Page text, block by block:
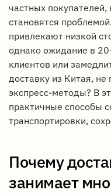
частных покупателей,
становятся
привлекают низкой
однако ожидание в
клиентов или
доставку из Китая, не
экспресс-методы? В
практичные способы
транспортировки,
Почему
занимает